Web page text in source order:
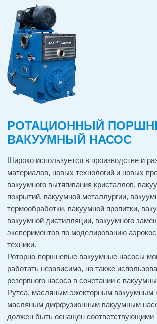
РОТАЦИОННЫЙ
ВАКУУМНЫЙ НАСОС
Широко используется в производстве и
материалов, новых технологий и новых
вакуумного вытягивания кристаллов,
покрытий, вакуумной металлургии,
термообработки, вакуумной пропитки,
вакуумной дистилляции, вакуумного
экспериментов по моделированию
техники.
Роторно-поршневые вакуумные насосы
работать независимо, но также
резервного насоса в сочетании с
Рутса, масляным эжекторным вакуумным
масляным диффузионным вакуумным
должен быть оснащен соответствующими